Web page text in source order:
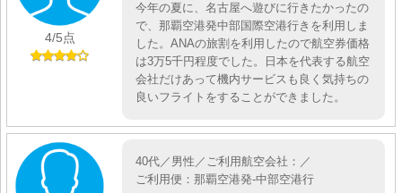
4/5点
今年の夏に、名古屋へ遊びに行きたかったの
で、那覇空港発中部国際空港行きを利用しま
した。ANAの旅割を利用したので航空券価格
は3万5千円程度でした。日本を代表する航空
会社だけあって機内サービスも良く気持ちの
良いフライトをすることができました。
40代／男性／ご利用航空会社：／
ご利用便：那覇空港発-中部空港行